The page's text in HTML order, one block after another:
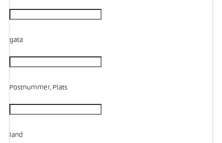
gata
Postnummer, Plats
land